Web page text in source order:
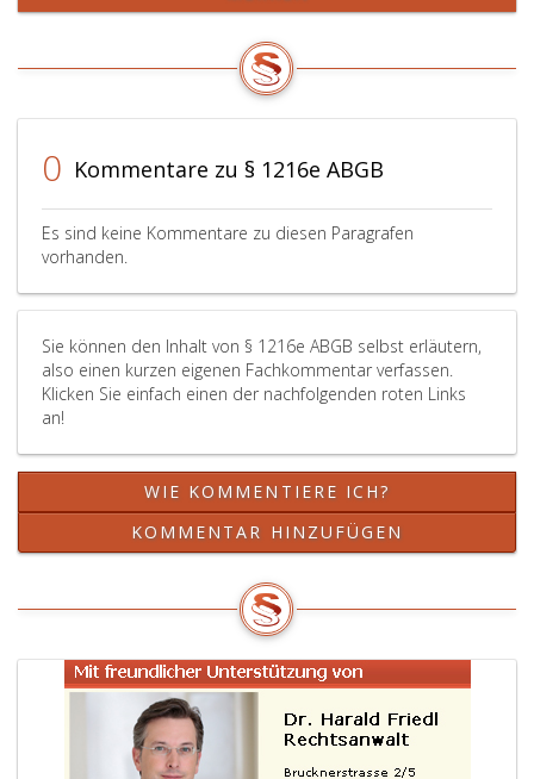
der
1196,
eins,
ist
während
Liquidation
nicht
0 Kommentare zu § 1216e ABGB
Es sind keine Kommentare zu diesen Paragrafen
vorhanden.
Sie können den Inhalt von § 1216e ABGB selbst erläutern,
also einen kurzen eigenen Fachkommentar verfassen.
Klicken Sie einfach einen der nachfolgenden roten Links
an!
WIE KOMMENTIERE ICH?
KOMMENTAR HINZUFÜGEN